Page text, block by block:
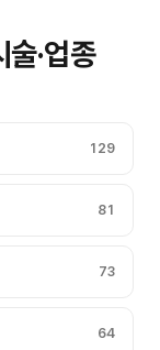
·업종
129
81
73
64